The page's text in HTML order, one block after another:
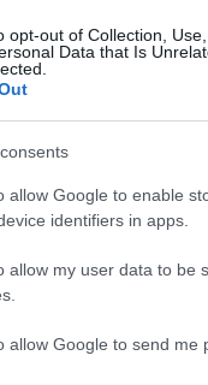
opt-out of Collection,
Data that Is
allow Google to enable
identifiers in apps.
allow my user data to be
allow Google to send me
e la sua anima
la città è un
Piazza
cuore pulsante
per le festività.
unica.
le tradizioni